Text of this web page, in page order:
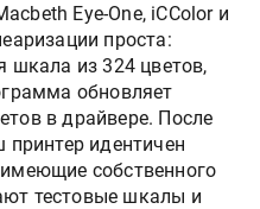
Eye-One, iCColor и
проста:
шкала из 324 цветов,
обновляет
в драйвере. После
идентичен
собственного
тестовые шкалы и